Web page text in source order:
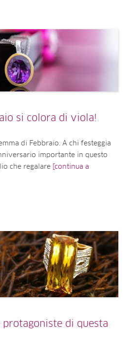
si colora di viola!
di Febbraio. A chi festeggia
importante in questo
che regalare [continua a
protagoniste di questa